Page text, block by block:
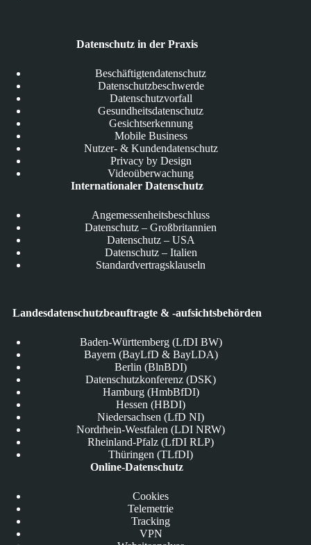
Datenschutz in der Praxis
Beschäftigtendatenschutz
Datenschutzbeschwerde
Datenschutzvorfall
Gesundheitsdatenschutz
Gesichtserkennung
Mobile Business
Nutzer- & Kundendatenschutz
Privacy by Design
Videoüberwachung
Internationaler Datenschutz
Angemessenheitsbeschluss
Datenschutz – Großbritannien
Datenschutz – USA
Datenschutz – Italien
Standardvertragsklauseln
Landesdatenschutzbeauftragte & -aufsichtsbehörden
Baden-Württemberg (LfDI BW)
Bayern (BayLfD & BayLDA)
Berlin (BlnBDI)
Datenschutzkonferenz (DSK)
Hamburg (HmbBfDI)
Hessen (HBDI)
Niedersachsen (LfD NI)
Nordrhein-Westfalen (LDI NRW)
Rheinland-Pfalz (LfDI RLP)
Thüringen (TLfDI)
Online-Datenschutz
Cookies
Telemetrie
Tracking
VPN